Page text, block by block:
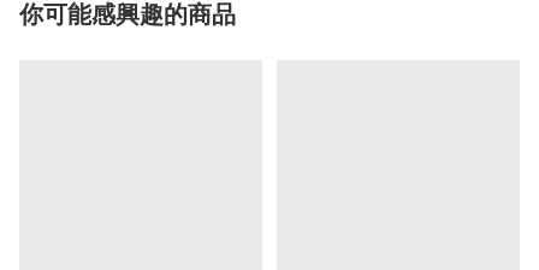
你可能感興趣的商品